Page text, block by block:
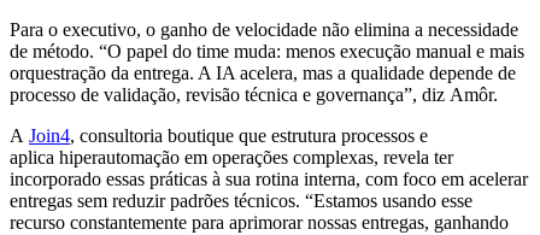
Para o executivo, o ganho de velocidade não elimina a necessidade
de método. “O papel do time muda: menos execução manual e mais
orquestração da entrega. A IA acelera, mas a qualidade depende de
processo de validação, revisão técnica e governança”, diz Amôr.
A Join4, consultoria boutique que estrutura processos e
aplica hiperautomação em operações complexas, revela ter
incorporado essas práticas à sua rotina interna, com foco em acelerar
entregas sem reduzir padrões técnicos. “Estamos usando esse
recurso constantemente para aprimorar nossas entregas, ganhando